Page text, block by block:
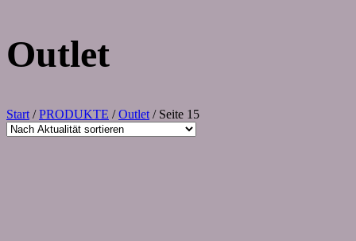
Outlet
Start /PRODUKTE /Outlet / Seite 15